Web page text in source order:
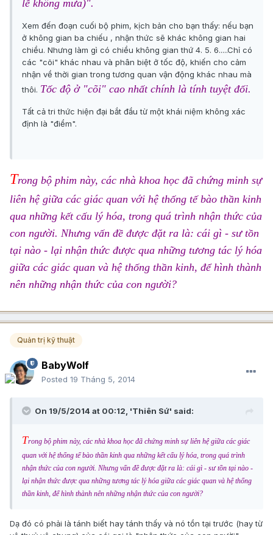
lễ không mưa)".
Xem đến đoạn cuối bộ phim, kịch bản cho bạn thấy: nếu bạn
ở không gian ba chiếu , nhận thức sẽ khác không gian hai
chiều. Nhưng làm gì có chiều không gian thứ 4. 5. 6.....Chỉ có
các "cõi" khác nhau và phân biệt ở tốc độ, khiến cho cảm
nhận về thời gian trong tương quan vận động khác nhau mà
thôi. Tốc độ ở "cõi" cao nhất chính là tính tuyệt đối.
Tất cả tri thức hiện đại bắt đầu từ một khái niệm không xác
định là "điểm".
Trong bộ phim này, các nhà khoa học đã chứng minh sự
liên hệ giữa các giác quan với hệ thống tế bào thần kinh
qua những kết cấu lý hóa, trong quá trình nhận thức của
con người. Nhưng vấn đề được đặt ra là: cái gì - sư tồn
tại nào - lại nhận thức được qua những tương tác lý hóa
giữa các giác quan và hệ thống thần kinh, để hình thành
nên những nhận thức của con người?
Quản trị kỹ thuật
BabyWolf
Posted 19 Tháng 5, 2014
On 19/5/2014 at 00:12, 'Thiên Sứ' said:
Trong bộ phim này, các nhà khoa học đã chứng minh sự liên hệ giữa các giác
quan với hệ thống tế bào thần kinh qua những kết cấu lý hóa, trong quá trình
nhận thức của con người. Nhưng vấn đề được đặt ra là: cái gì - sư tồn tại nào -
lại nhận thức được qua những tương tác lý hóa giữa các giác quan và hệ thống
thần kinh, để hình thành nên những nhận thức của con người?
Dạ đó có phải là tánh biết hay tánh thấy và nó tồn tại trước (hay từ